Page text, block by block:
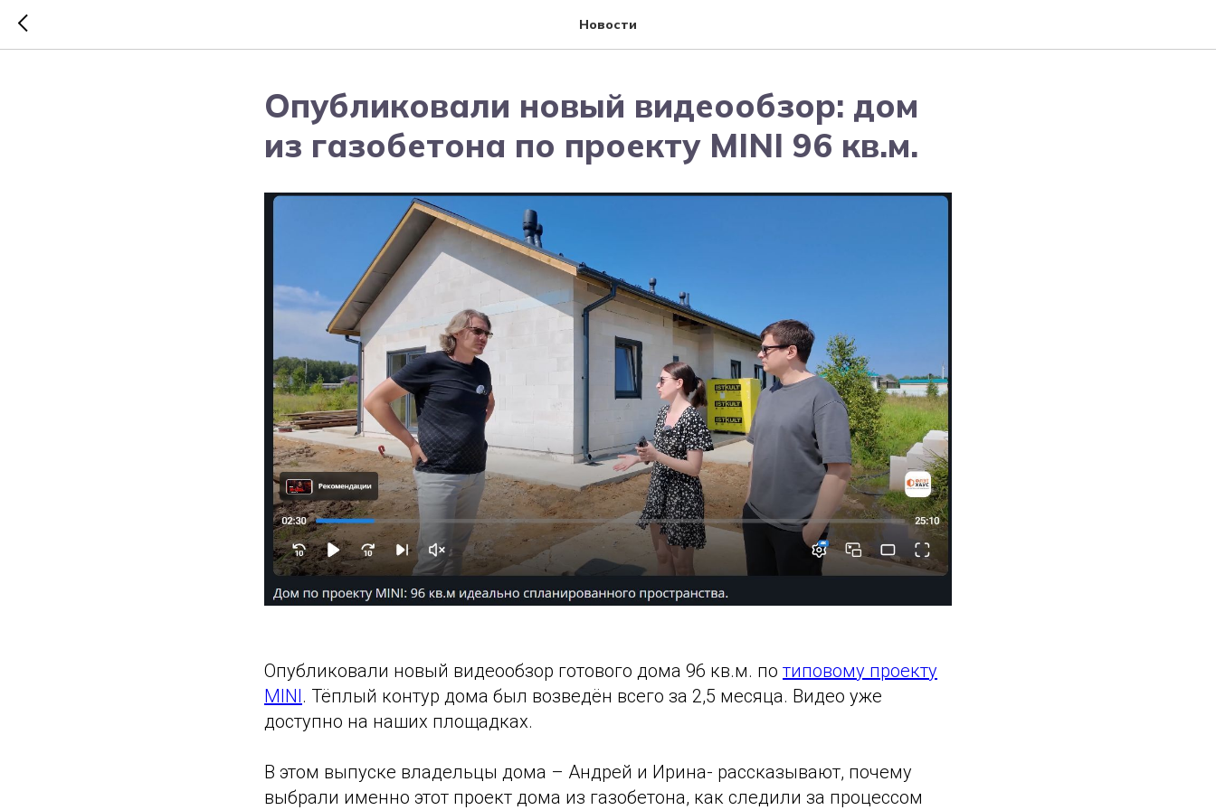
Новости
Опубликовали новый видеообзор: дом
из газобетона по проекту MINI 96 кв.м.
Опубликовали новый видеообзор готового дома 96 кв.м. по типовому проекту
MINI. Тёплый контур дома был возведён всего за 2,5 месяца. Видео уже
доступно на наших площадках.
В этом выпуске владельцы дома – Андрей и Ирина- рассказывают, почему
выбрали именно этот проект дома из газобетона, как следили за процессом